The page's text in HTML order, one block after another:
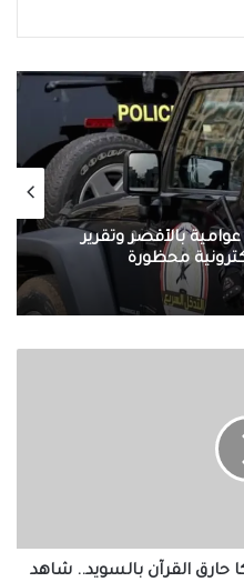
بالأقصر وتقرير
محظورة
حارق القرآن بالسويد.. شاهد